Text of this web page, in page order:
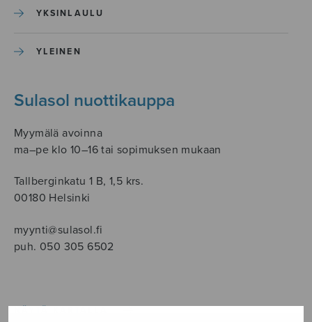
YKSINLAULU
YLEINEN
Sulasol nuottikauppa
Myymälä avoinna
ma–pe klo 10–16 tai sopimuksen mukaan
Tallberginkatu 1 B, 1,5 krs.
00180 Helsinki
myynti@sulasol.fi
puh. 050 305 6502